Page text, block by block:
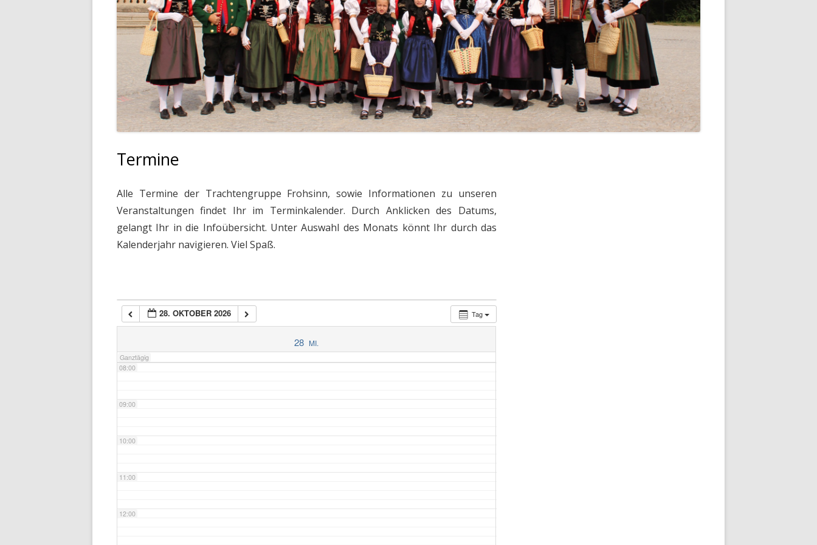
TEST01
Termine
Alle Termine der Trachtengruppe Frohsinn, sowie Informationen zu unseren
Veranstaltungen findet Ihr im Terminkalender. Durch Anklicken des Datums,
gelangt Ihr in die Infoübersicht. Unter Auswahl des Monats könnt Ihr durch das
Kalenderjahr navigieren. Viel Spaß.
Tag
28. OKTOBER 2026
28 MI.
Ganztägig
00:00
08:00
09:00
10:00
11:00
12:00